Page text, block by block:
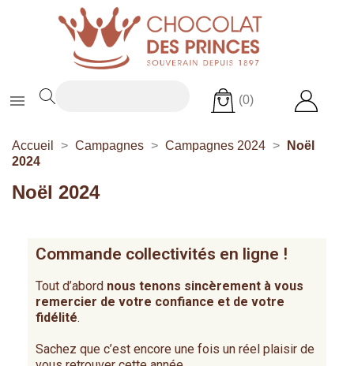
 (0)
Accueil Campagnes Campagnes 2024
Noël
2024
Noël 2024
Commande collectivités en ligne !
Tout d’abord nous tenons sincèrement à vous
remercier de votre confiance et de votre
fidélité.
Sachez que c’est encore une fois un réel plaisir de